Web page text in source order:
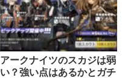
アークナイツのスカジは弱
い？強い点はあるかとガチ